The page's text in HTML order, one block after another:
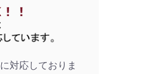
対応しておりま